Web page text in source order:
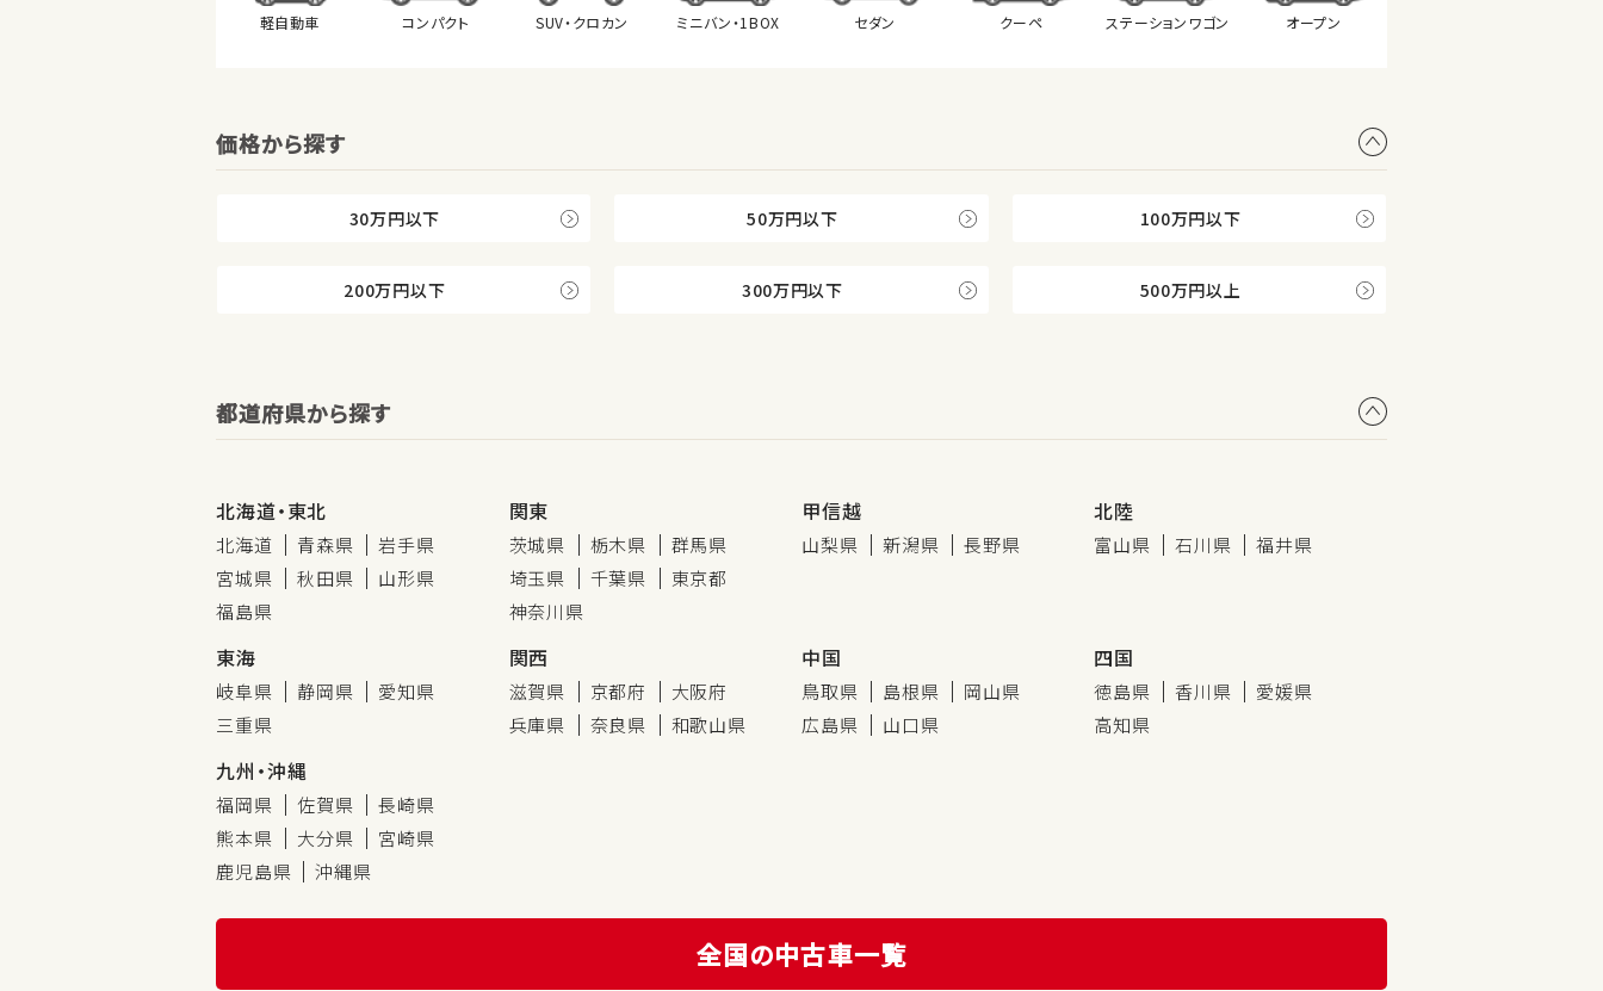
軽自動車 コンパクト SUV・クロカン ミニバン・1BOX セダン クーペ ステーション ワゴン オープン
価格から探す
30万円以下 50万円以下 100万円以下
200万円以下 300万円以下 500万円以上
都道府県から探す
北海道・東北
北海道 青森県
岩手県
宮城県
秋田県
山形県
福島県
関東
茨城県 栃木県
群馬県
埼玉県
千葉県
東京都
神奈川県
甲信越
山梨県 新潟県 長野県
北陸
富山県 石川県 福井県
東海
岐阜県 静岡県
愛知県
三重県
関西
滋賀県 京都府
大阪府
兵庫県
奈良県 和歌山県
中国
鳥取県 島根県
岡山県
広島県
山口県
四国
徳島県 香川県
愛媛県
高知県
九州・沖縄
福岡県 佐賀県
長崎県
熊本県
大分県
宮崎県
鹿児島県
沖縄県
全国の中古車一覧